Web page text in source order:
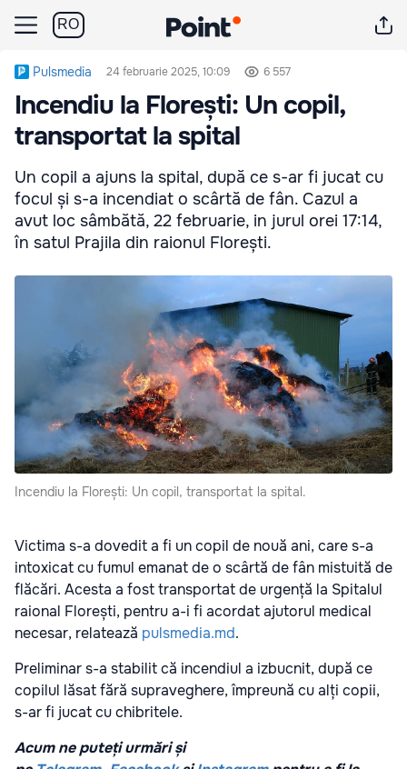
RO
Pulsmedia 24 februarie 2025, 10:09 6 557
Incendiu la Florești: Un copil,
transportat la spital
Un copil a ajuns la spital, după ce s-ar fi jucat cu
focul și s-a incendiat o scârtă de fân. Cazul a
avut loc sâmbătă, 22 februarie, in jurul orei 17:14,
în satul Prajila din raionul Florești.
Incendiu la Florești: Un copil, transportat la spital.
Victima s-a dovedit a fi un copil de nouă ani, care s-a
intoxicat cu fumul emanat de o scârtă de fân mistuită de
flăcări. Acesta a fost transportat de urgență la Spitalul
raional Florești, pentru a-i fi acordat ajutorul medical
necesar, relatează pulsmedia.md.
Preliminar s-a stabilit că incendiul a izbucnit, după ce
copilul lăsat fără supraveghere, împreună cu alți copii,
s-ar fi jucat cu chibritele.
Acum ne puteți urmări și